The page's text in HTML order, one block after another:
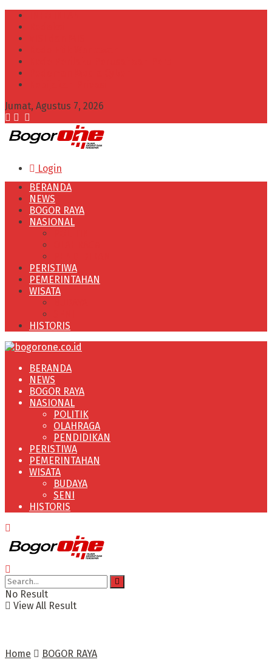
Jumat, Agustus 7, 2026
Login
BERANDA
NEWS
BOGOR RAYA
NASIONAL
PERISTIWA
PEMERINTAHAN
WISATA
HISTORIS
BERANDA
NEWS
BOGOR RAYA
NASIONAL
POLITIK
OLAHRAGA
PENDIDIKAN
PERISTIWA
PEMERINTAHAN
WISATA
BUDAYA
SENI
HISTORIS
No Result
View All Result
Home BOGOR RAYA